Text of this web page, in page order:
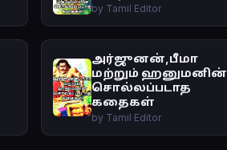
by Tamil Editor
அர்ஜுனன்,பீமா
மற்றும் ஹனுமனின்
சொல்லப்படாத
கதைகள்
by Tamil Editor